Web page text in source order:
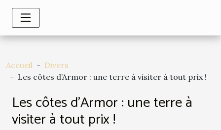
Accueil
Divers
Les côtes d’Armor : une terre à visiter à tout prix !
Les côtes d’Armor : une terre à
visiter à tout prix !